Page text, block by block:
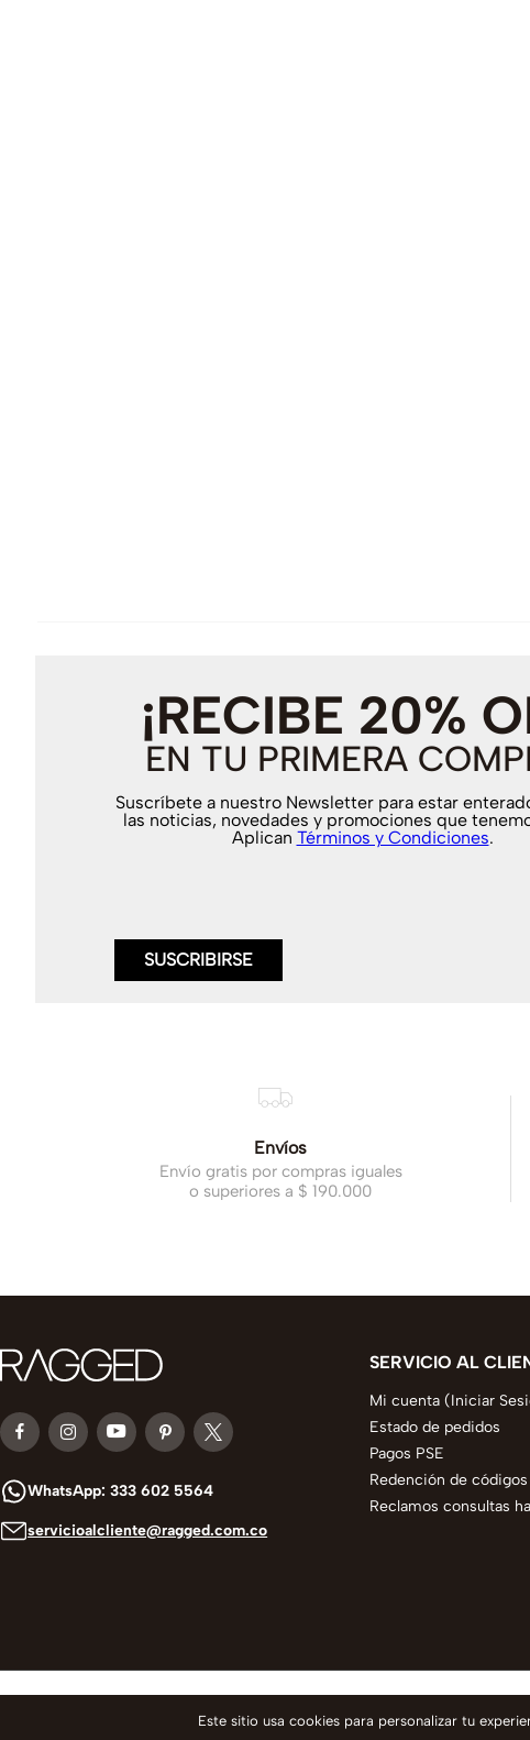
¡RECIBE 20%
EN TU PRIMERA
Suscríbete a nuestro Newsletter para estar
las noticias, novedades y promociones que
Aplican Términos y Condiciones.
SUSCRIBIRSE
Envíos
Envío gratis por compras iguales
o superiores a $ 190.000
WhatsApp: 333 602 5564
servicioalcliente@ragged.com.co
SERVICIO AL
Mi cuenta (Iniciar
Estado de pedidos
Pagos PSE
Redención de
Reclamos consultas
© 2025 todos los derechos reservadosEste sitio usa cookies para personalizar tu